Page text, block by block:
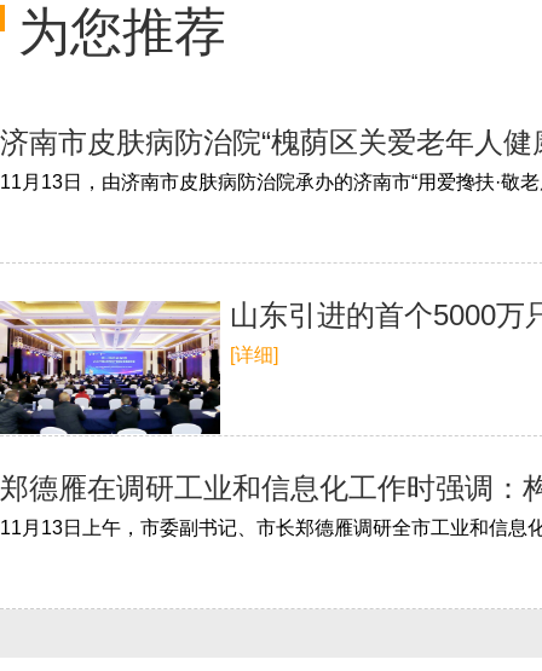
为您推荐
济南市皮肤病防治院“槐荫区关爱老年人
山东引进的首个5000万
[详细]
郑德雁在调研工业和信息化工作时强调：